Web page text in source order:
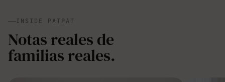
INSIDE PATPAT
Notas reales de
familias reales.